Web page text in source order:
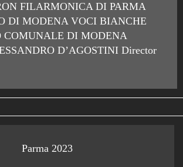
FILARMONICA DI PARMA
DI MODENA VOCI BIANCHE
COMUNALE DI MODENA
D’AGOSTINI Director
Parma 2023